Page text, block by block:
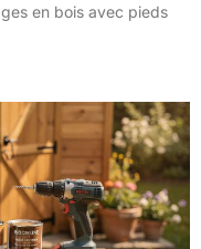
en bois avec pieds